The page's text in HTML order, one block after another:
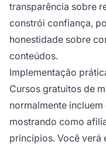
transparência sobre
constrói confiança,
honestidade sobre
conteúdos.
Implementação
Cursos gratuitos de
normalmente
mostrando como
princípios. Você verá